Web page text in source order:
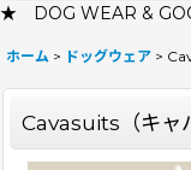
★ DOG WEAR &
ホーム > ドッグウェア >
Cavasuits（キャ